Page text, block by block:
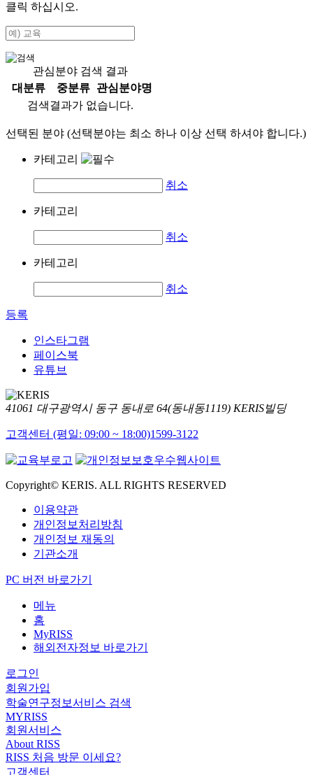
클릭 하십시오.
관심분야 검색 결과
대분류
중분류
관심분야명
검색결과가 없습니다.
선택된 분야 (선택분야는 최소 하나 이상 선택 하셔야 합니다.)
카테고리
취소
카테고리
취소
카테고리
취소
등록
인스타그램
페이스북
유튜브
41061 대구광역시 동구 동내로 64(동내동1119) KERIS빌딩
고객센터 (평일: 09:00 ~ 18:00)1599-3122
Copyright© KERIS. ALL RIGHTS RESERVED
이용약관
개인정보처리방침
개인정보 재동의
기관소개
PC 버전 바로가기
메뉴
홈
MyRISS
해외전자정보 바로가기
로그인
회원가입
학술연구정보서비스 검색
MYRISS
회원서비스
About RISS
RISS 처음 방문 이세요?
고객센터